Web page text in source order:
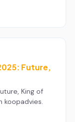
Future,
King of
koopadvies.